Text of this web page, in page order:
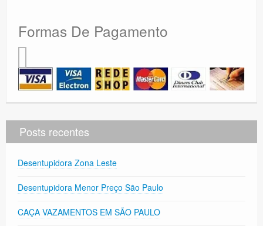
Formas De Pagamento
Posts recentes
Desentupidora Zona Leste
Desentupidora Menor Preço São Paulo
CAÇA VAZAMENTOS EM SÃO PAULO